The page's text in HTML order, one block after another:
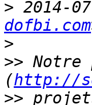
> 2014-
dofbi.com
>
>> Notre
(http://
>>